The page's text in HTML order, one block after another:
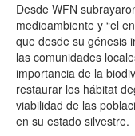
Desde WFN
medioambiente y “el
que desde su génesis
las comunidades
importancia de la
restaurar los hábitat
viabilidad de las
en su estado silvestre.